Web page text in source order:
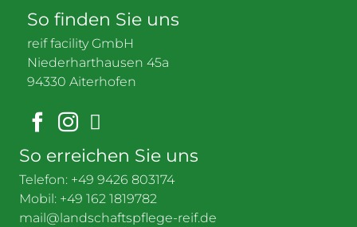
So finden Sie uns
reif facility GmbH
Niederharthausen 45a
94330 Aiterhofen
FacebookInstagramLinkedIn
So erreichen Sie uns
Telefon: +49 9426 803174
Mobil: +49 162 1819782
mail@landschaftspflege-reif.de